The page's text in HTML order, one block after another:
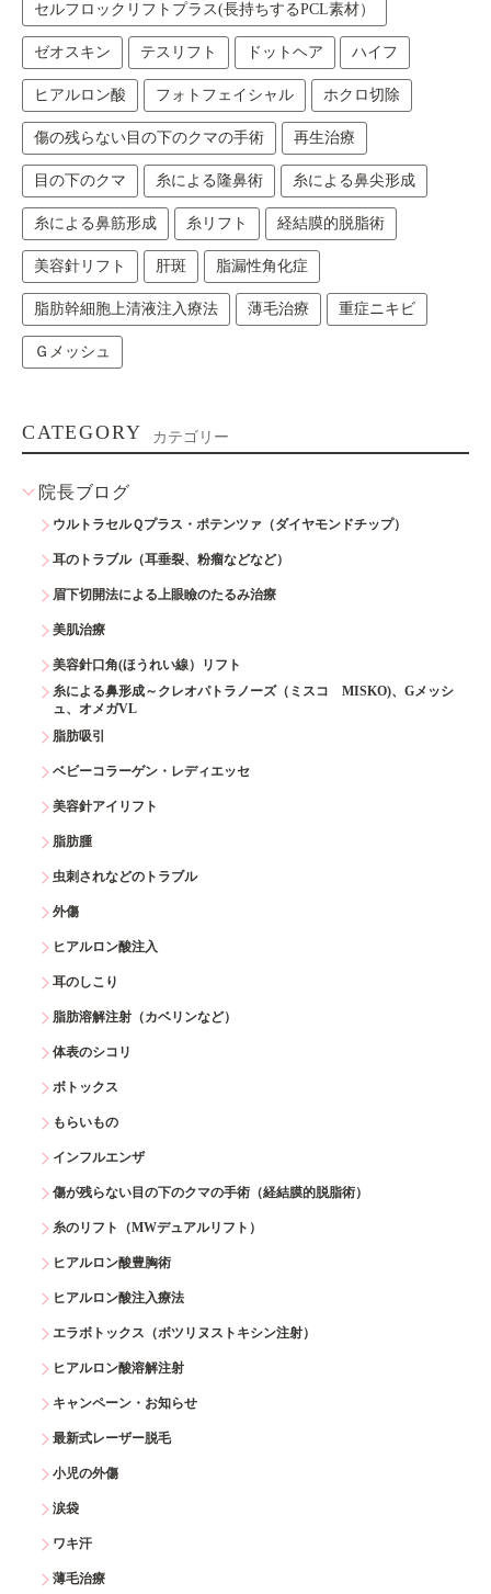
セルフロックリフトプラス(長持ちするPCL素材）
ゼオスキン テスリフト ドットヘア ハイフ
ヒアルロン酸 フォトフェイシャル ホクロ切除
傷の残らない目の下のクマの手術 再生治療
目の下のクマ 糸による隆鼻術 糸による鼻尖形成
糸による鼻筋形成 糸リフト 経結膜的脱脂術
美容針リフト 肝斑 脂漏性角化症
脂肪幹細胞上清液注入療法 薄毛治療 重症ニキビ
Ｇメッシュ
CATEGORY カテゴリー
院長ブログ
ウルトラセルＱプラス・ポテンツァ（ダイヤモンドチップ）
耳のトラブル（耳垂裂、粉瘤などなど）
眉下切開法による上眼瞼のたるみ治療
美肌治療
美容針口角(ほうれい線）リフト
糸による鼻形成～クレオパトラノーズ（ミスコ MISKO)、Gメッシ
ュ、オメガVL
脂肪吸引
ベビーコラーゲン・レディエッセ
美容針アイリフト
脂肪腫
虫刺されなどのトラブル
外傷
ヒアルロン酸注入
耳のしこり
脂肪溶解注射（カベリンなど）
体表のシコリ
ボトックス
もらいもの
インフルエンザ
傷が残らない目の下のクマの手術（経結膜的脱脂術）
糸のリフト（MWデュアルリフト）
ヒアルロン酸豊胸術
ヒアルロン酸注入療法
エラボトックス（ボツリヌストキシン注射）
ヒアルロン酸溶解注射
キャンペーン・お知らせ
最新式レーザー脱毛
小児の外傷
涙袋
ワキ汗
薄毛治療